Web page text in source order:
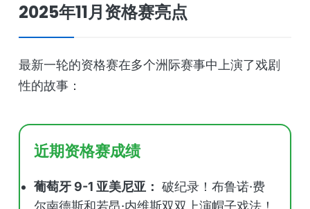
2025年11月资格赛亮点
最新一轮的资格赛在多个洲际赛事中上演了戏剧
性的故事：
近期资格赛成绩
葡萄牙 9-1 亚美尼亚： 破纪录！布鲁诺·费
尔南德斯和若昂·内维斯双双上演帽子戏法！